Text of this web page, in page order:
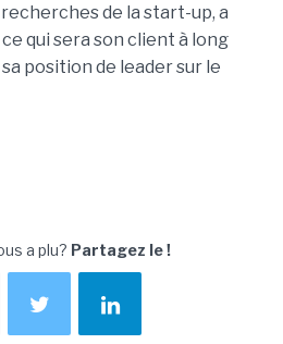
de la start-up, a
qui sera son client à long
position de leader sur le
a plu? Partagez le !